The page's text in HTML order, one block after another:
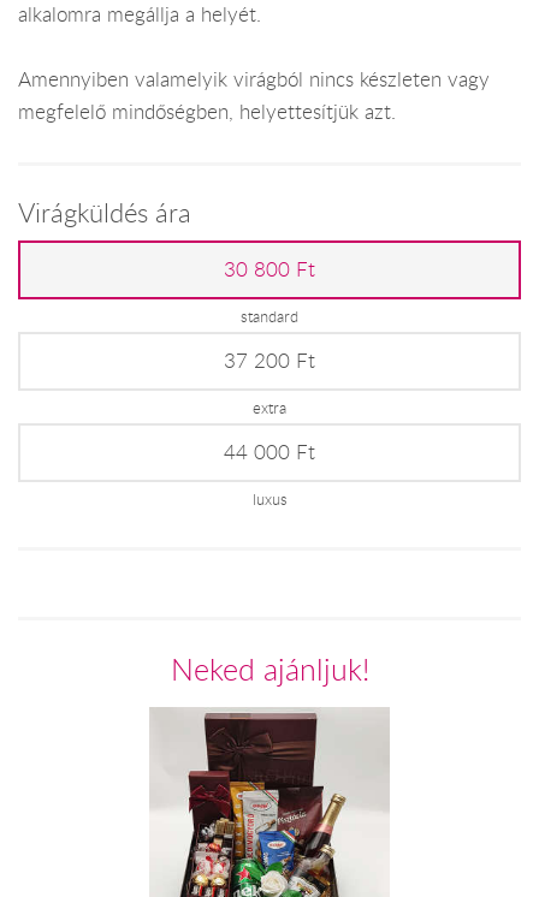
alkalomra megállja a helyét.
Amennyiben valamelyik virágból nincs készleten vagy
megfelelő mindőségben, helyettesítjük azt.
Virágküldés ára
30 800 Ft
standard
37 200 Ft
extra
44 000 Ft
luxus
Neked ajánljuk!